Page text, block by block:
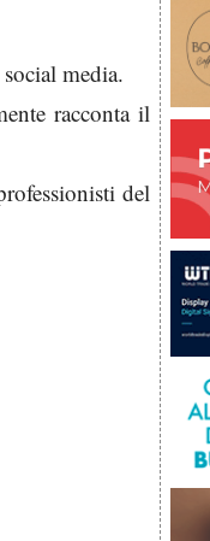
media.
racconta il
del